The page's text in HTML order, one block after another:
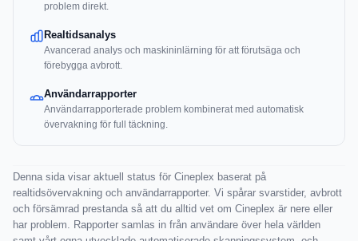
problem direkt.
Realtidsanalys
Avancerad analys och maskininlärning för att förutsäga och
förebygga avbrott.
Användarrapporter
Användarrapporterade problem kombinerat med automatisk
övervakning för full täckning.
Denna sida visar aktuell status för Cineplex baserat på
realtidsövervakning och användarrapporter. Vi spårar svarstider, avbrott
och försämrad prestanda så att du alltid vet om Cineplex är nere eller
har problem. Rapporter samlas in från användare över hela världen